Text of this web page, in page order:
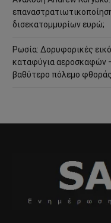
δισεκατομμυρίων ευρώ;
Ρωσία: Δορυφορικές
καταφύγια αεροσκαφών
βαθύτερο πόλεμο φθοράς